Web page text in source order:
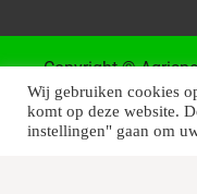
Copyright ©
Wij gebruiken cookies
komt op deze website.
instellingen" gaan om